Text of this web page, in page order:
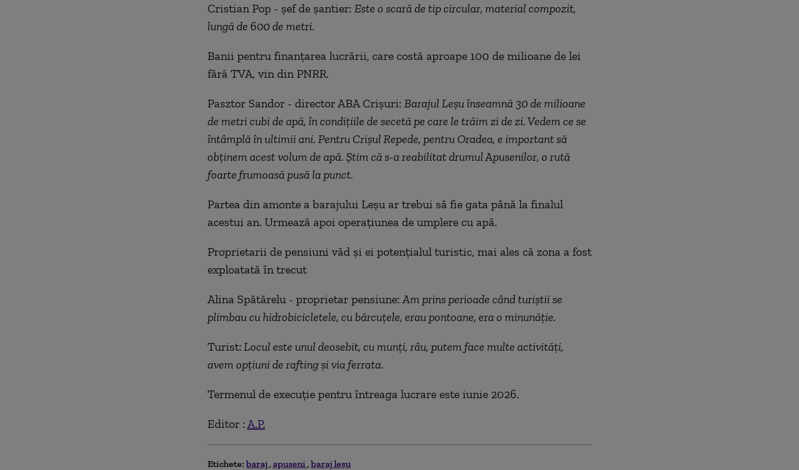
Cristian Pop - șef de șantier: Este o scară de tip circular, material compozit,
lungă de 600 de metri.
Banii pentru finanțarea lucrării, care costă aproape 100 de milioane de lei
fără TVA, vin din PNRR.
Pasztor Sandor - director ABA Crișuri: Barajul Leșu înseamnă 30 de milioane
de metri cubi de apă, în condițiile de secetă pe care le trăim zi de zi. Vedem ce se
întâmplă în ultimii ani. Pentru Crișul Repede, pentru Oradea, e important să
obținem acest volum de apă. Știm că s-a reabilitat drumul Apusenilor, o rută
foarte frumoasă pusă la punct.
Partea din amonte a barajului Leșu ar trebui să fie gata până la finalul
acestui an. Urmează apoi operațiunea de umplere cu apă.
Proprietarii de pensiuni văd și ei potențialul turistic, mai ales că zona a fost
exploatată în trecut
Alina Spătărelu - proprietar pensiune: Am prins perioade când turiștii se
plimbau cu hidrobicicletele, cu bărcuțele, erau pontoane, era o minunăție.
Turist: Locul este unul deosebit, cu munți, râu, putem face multe activități,
avem opțiuni de rafting și via ferrata.
Termenul de execuție pentru întreaga lucrare este iunie 2026.
Editor : A.P.
Etichete: baraj apuseni baraj leşu